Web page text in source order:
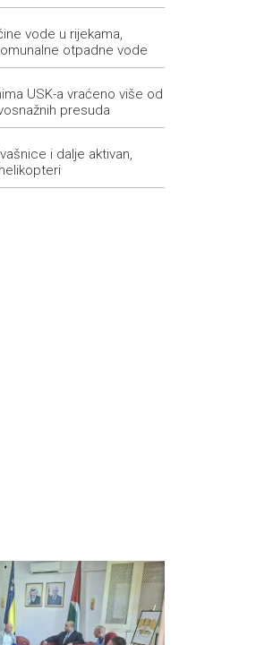
vode u rijekama,
otpadne vode
USK-a vraćeno više od
presuda
i dalje aktivan,